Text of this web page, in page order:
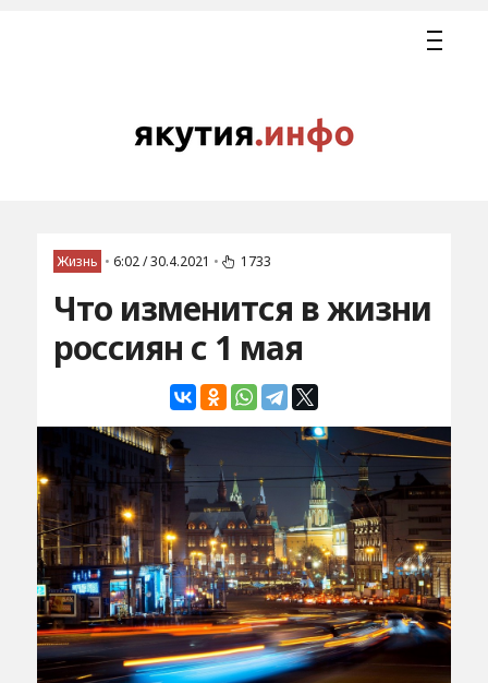
Жизнь • 6:02 / 30.4.2021 • 1733
Что изменится в жизни
россиян с 1 мая